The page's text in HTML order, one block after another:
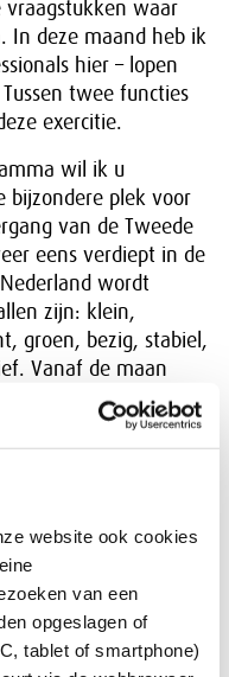
website ook cookies
van een
opgeslagen of
tablet of smartphone)
waar
In deze maand heb ik
hier – lopen
twee functies
exercitie.
wil ik u
bijzondere plek voor
van de Tweede
eens verdiept in de
wordt
zijn: klein,
groen, bezig, stabiel,
Vanaf de maan
stad ter wereld.
geworden. Het
geschiedenis. De
hoogleraar
al 1000 jaar in
groepen in de
van